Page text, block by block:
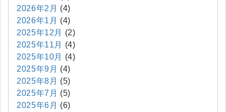
2026年2月 (4)
2026年1月 (4)
2025年12月
(2)
2025年11月
(4)
2025年10月
(4)
2025年9月 (4)
2025年8月 (5)
2025年7月 (5)
2025年6月 (6)